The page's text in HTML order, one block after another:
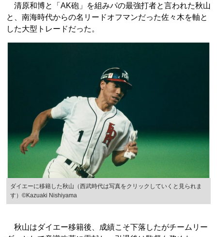
清原和博と「AK砲」を組みパの最強打者と言われた秋山
と、南海時代からの名リードオフマンだった佐々木を軸と
した大型トレードだった。
ダイエーに移籍した秋山（西武時代は写真をクリックしていくと見られま
す）©Kazuaki Nishiyama
秋山はダイエー移籍後、成績こそ下落したがチームリー